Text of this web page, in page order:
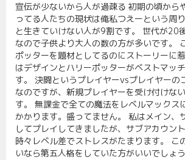
宣伝が少ないから人が過疎る 初期の頃から
ってる人たちの現状は俺私つえーという周
と生きていけない人が9割です。 世代が20
なので子供より大人の数の方が多いです。
ポッターを題材としてるのにストーリーに
はデザインとハリーポッターがベストマッ
す。 決闘というプレイヤーvsプレイヤーの
なのですが、新規プレイヤーを受け付けな
す。 無課金で全ての魔法をレベルマックス
かかります。盛ってません。 私はメイン、
してプレイしてきましたが、サブアカウン
時々レベル差でストレスがたまります。 こ
いなら第五人格をしていた方がいいでしょう